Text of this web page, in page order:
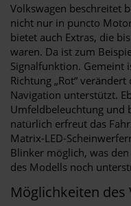
Volkswagen beschreitet
nicht nur in puncto
bietet auch Extras, die
waren. Da ist zum
Signalfunktion. Gemeint
Richtung „Rot“
Navigation unterstützt.
Umfeldbeleuchtung und
natürlich erfreut das
Matrix-LED-
Blinker möglich, was
des Modells noch
Möglichkeiten des